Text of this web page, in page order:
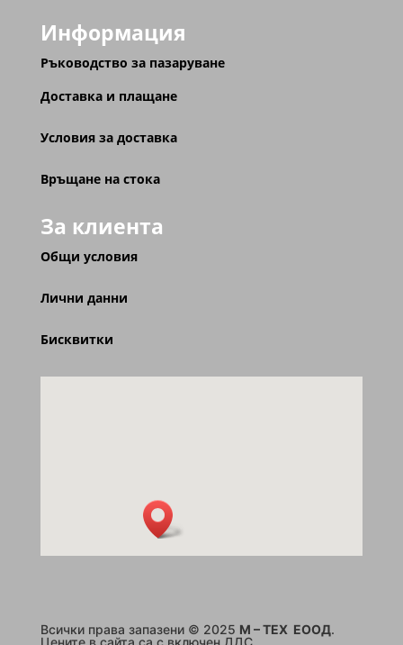
Информация
Ръководство за пазаруване
Доставка и плащане
Условия за доставка
Връщане на стока
За клиента
Общи условия
Лични данни
Бисквитки
Всички права запазени © 2025 M – TEX ЕООД.